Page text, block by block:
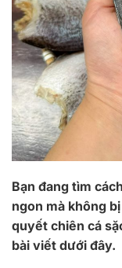
Bạn đang tìm
ngon mà không
quyết chiên cá
bài viết dưới đây.